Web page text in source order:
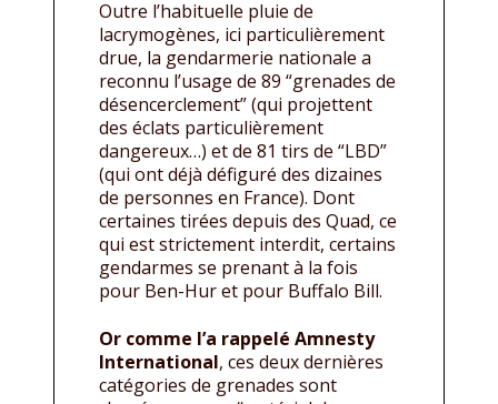
Outre l’habituelle pluie de
lacrymogènes, ici particulièrement
drue, la gendarmerie nationale a
reconnu l’usage de 89 “grenades de
désencerclement” (qui projettent
des éclats particulièrement
dangereux…) et de 81 tirs de “LBD”
(qui ont déjà défiguré des dizaines
de personnes en France). Dont
certaines tirées depuis des Quad, ce
qui est strictement interdit, certains
gendarmes se prenant à la fois
pour Ben-Hur et pour Buffalo Bill.
Or comme l’a rappelé Amnesty
International, ces deux dernières
catégories de grenades sont